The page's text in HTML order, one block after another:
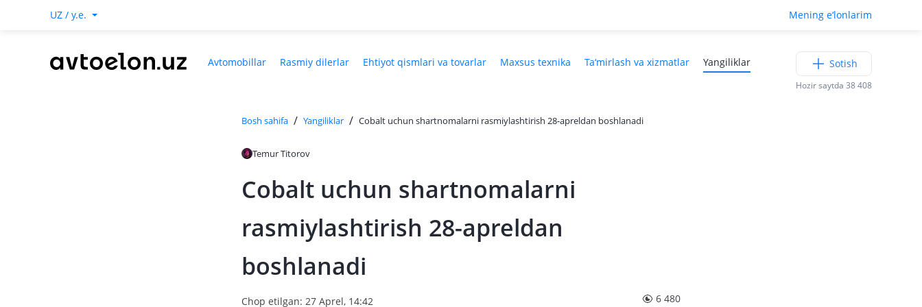
UZ / y.e. Mening e‘lonlarim
Avtomobillar Rasmiy dilerlar Ehtiyot qismlari va tovarlar Maxsus texnika Ta‘mirlash va xizmatlar Yangiliklar Sotish
Hozir saytda 38 408
Bosh sahifa / Yangiliklar / Cobalt uchun shartnomalarni rasmiylashtirish 28-apreldan boshlanadi
Temur Titorov
Cobalt uchun shartnomalarni
rasmiylashtirish 28-apreldan
boshlanadi
Chop etilgan: 27 Aprel, 14:42
6 480